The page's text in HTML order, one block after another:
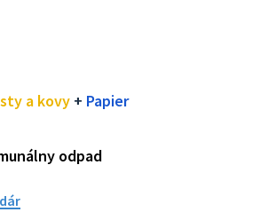
a kovy + Papier
odpad